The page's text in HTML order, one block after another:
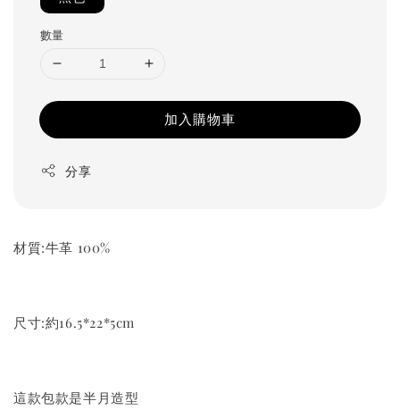
數量
加入購物車
分享
材質:牛革 100%
尺寸:約16.5*22*5cm
這款包款是半月造型